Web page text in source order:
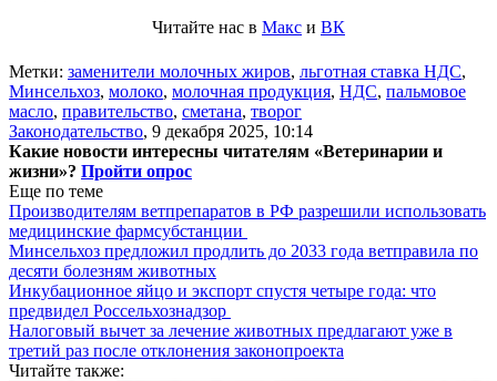
Читайте нас в Макс и ВК
Метки: заменители молочных жиров, льготная ставка НДС,
Минсельхоз, молоко, молочная продукция, НДС, пальмовое
масло, правительство, сметана, творог
Законодательство, 9 декабря 2025, 10:14
Какие новости интересны читателям «Ветеринарии и
жизни»? Пройти опрос
Еще по теме
Производителям ветпрепаратов в РФ разрешили использовать
медицинские фармсубстанции
Минсельхоз предложил продлить до 2033 года ветправила по
десяти болезням животных
Инкубационное яйцо и экспорт спустя четыре года: что
предвидел Россельхознадзор
Налоговый вычет за лечение животных предлагают уже в
третий раз после отклонения законопроекта
Читайте также: